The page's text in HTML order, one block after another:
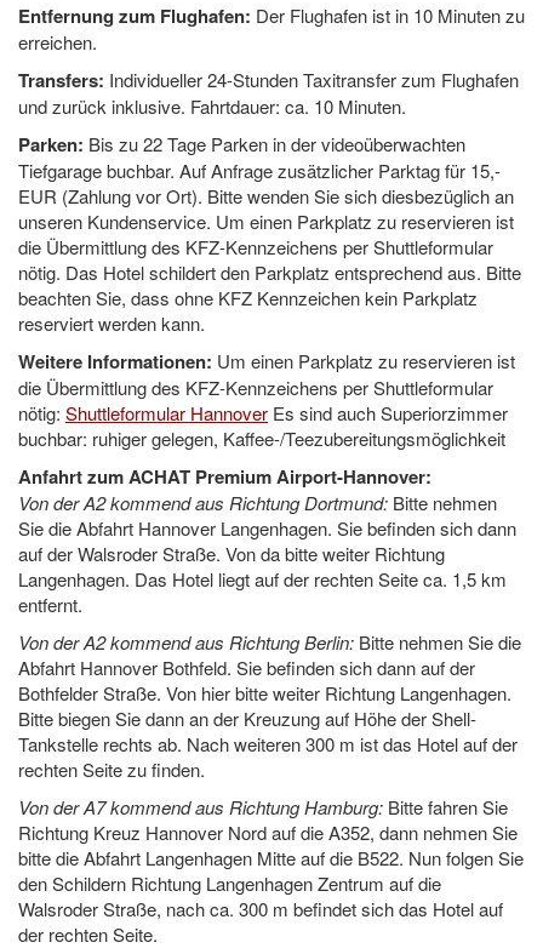
Entfernung zum Flughafen: Der Flughafen ist in 10 Minuten zu
erreichen.
Transfers: Individueller 24-Stunden Taxitransfer zum Flughafen
und zurück inklusive. Fahrtdauer: ca. 10 Minuten.
Parken: Bis zu 22 Tage Parken in der videoüberwachten
Tiefgarage buchbar. Auf Anfrage zusätzlicher Parktag für 15,-
EUR (Zahlung vor Ort). Bitte wenden Sie sich diesbezüglich an
unseren Kundenservice. Um einen Parkplatz zu reservieren ist
die Übermittlung des KFZ-Kennzeichens per Shuttleformular
nötig. Das Hotel schildert den Parkplatz entsprechend aus. Bitte
beachten Sie, dass ohne KFZ Kennzeichen kein Parkplatz
reserviert werden kann.
Weitere Informationen: Um einen Parkplatz zu reservieren ist
die Übermittlung des KFZ-Kennzeichens per Shuttleformular
nötig: Shuttleformular Hannover Es sind auch Superiorzimmer
buchbar: ruhiger gelegen, Kaffee-/Teezubereitungsmöglichkeit
Anfahrt zum ACHAT Premium Airport-Hannover:
Von der A2 kommend aus Richtung Dortmund: Bitte nehmen
Sie die Abfahrt Hannover Langenhagen. Sie befinden sich dann
auf der Walsroder Straße. Von da bitte weiter Richtung
Langenhagen. Das Hotel liegt auf der rechten Seite ca. 1,5 km
entfernt.
Von der A2 kommend aus Richtung Berlin: Bitte nehmen Sie die
Abfahrt Hannover Bothfeld. Sie befinden sich dann auf der
Bothfelder Straße. Von hier bitte weiter Richtung Langenhagen.
Bitte biegen Sie dann an der Kreuzung auf Höhe der Shell-
Tankstelle rechts ab. Nach weiteren 300 m ist das Hotel auf der
rechten Seite zu finden.
Von der A7 kommend aus Richtung Hamburg: Bitte fahren Sie
Richtung Kreuz Hannover Nord auf die A352, dann nehmen Sie
bitte die Abfahrt Langenhagen Mitte auf die B522. Nun folgen Sie
den Schildern Richtung Langenhagen Zentrum auf die
Walsroder Straße, nach ca. 300 m befindet sich das Hotel auf
der rechten Seite.